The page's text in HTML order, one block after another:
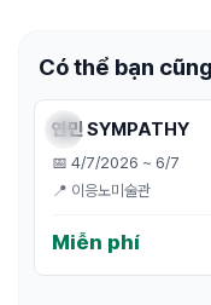
Có thể bạn
Đặt vé
전시
연민 SYMPATHY
📅 4/7/2026 ~ 6/7
📍 이응노미술관
Miễn phí